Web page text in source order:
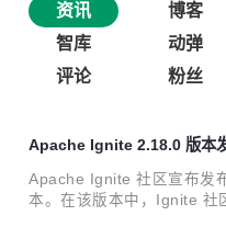
资讯 博客
智库
动弹
评论
粉丝
Apache Ignite 2.18.0 版本
Apache Ignite 社区宣布发
本。在该版本中，Ignite 社